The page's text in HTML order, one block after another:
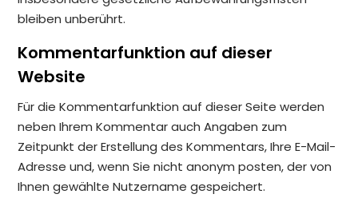
bleiben unberührt.
Kommentarfunktion auf dieser
Website
Für die Kommentarfunktion auf dieser Seite werden
neben Ihrem Kommentar auch Angaben zum
Zeitpunkt der Erstellung des Kommentars, Ihre E-Mail-
Adresse und, wenn Sie nicht anonym posten, der von
Ihnen gewählte Nutzername gespeichert.